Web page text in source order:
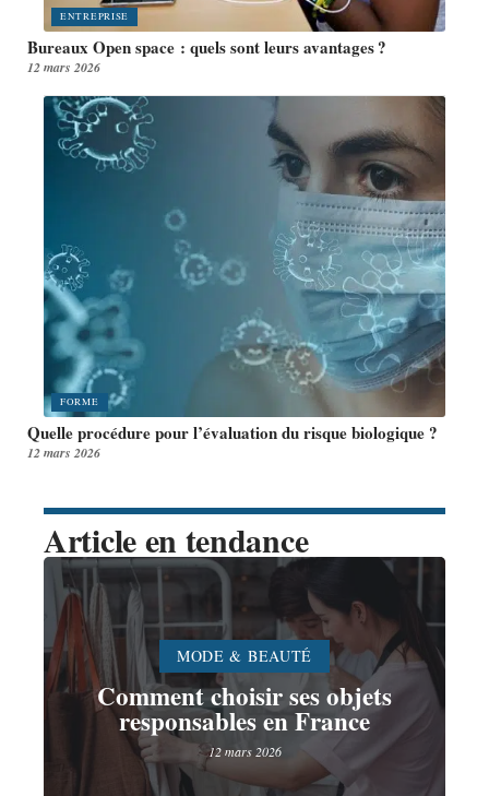
ENTREPRISE
Bureaux Open space : quels sont leurs avantages ?
12 mars 2026
FORME
Quelle procédure pour l’évaluation du risque biologique ?
12 mars 2026
Article en tendance
MODE & BEAUTÉ
Comment choisir ses objets
responsables en France
12 mars 2026